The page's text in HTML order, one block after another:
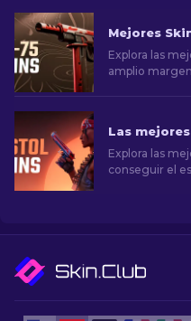
Explora las
amplio
Explora las
conseguir el